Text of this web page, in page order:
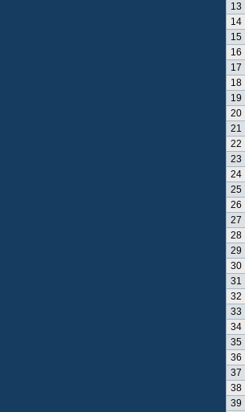
13
14
15
16
17
18
19
20
21
22
23
24
25
26
27
28
29
30
31
32
33
34
35
36
37
38
39